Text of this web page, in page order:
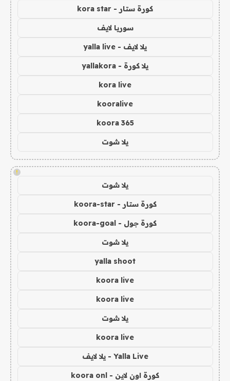
كورة ستار - kora star
سوريا لايف
يلا لايف - yalla live
يلا كورة - yallakora
kora live
kooralive
koora 365
يلا شوت
!
يلا شوت
كورة ستار - koora-star
كورة جول - koora-goal
يلا شوت
yalla shoot
koora live
koora live
يلا شوت
koora live
Yalla Live - يلا لايف
كورة اون لاين - koora onl